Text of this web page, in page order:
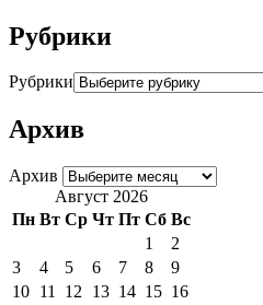
Рубрики
Рубрики
Архив
Архив
Август 2026
Пн Вт Ср Чт Пт Сб Вс
1
2
3
4 5 6 7 8
9
10 11 12 13 14 15 16